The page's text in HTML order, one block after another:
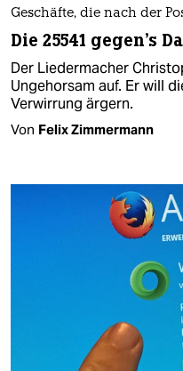
Geschäfte, die nach der
Die 25541 gegen's
Der Liedermacher
Ungehorsam auf. Er will
Verwirrung ärgern.
Von Felix Zimmermann